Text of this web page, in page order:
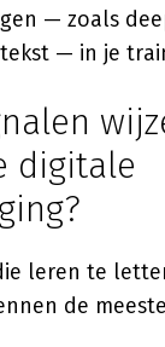
— zoals
— in je
digitale
leren te
de